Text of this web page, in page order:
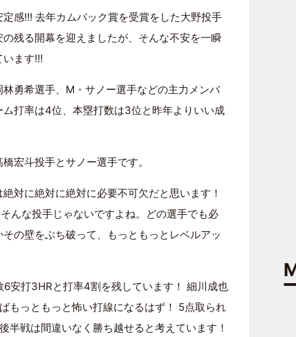
感!!! 去年カムバック賞を受賞をした大野投手
残る開幕を迎えましたが、そんな不安を一瞬
ます!!!
勇希選手、M・サノー選手などの主力メンバ
打率は4位、本塁打数は3位と昨年よりいい成
宏斗投手とサノー選手です。
対に絶対に絶対に必要不可欠だと思います！
んな投手じゃないですよね。どの選手でも必
の壁をぶち破って、もっともっとレベルアッ
安打3HRと打率4割を残しています！ 細川成也
もっともっと怖い打線になるはず！ 5点取られ
戦は間違いなく勝ち越せると考えています！